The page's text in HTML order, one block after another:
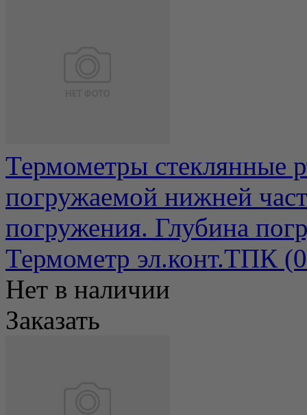
Термометры стеклянные
погружаемой нижней
погружения. Глубина
Термометр эл.конт.ТПК
Нет в наличии
Заказать